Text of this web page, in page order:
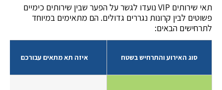
תאי שירותים VIP נועדו לגשר על הפער שבין שירותים כימיים
פשוטים לבין קרונות נגררים גדולים. הם מתאימים במיוחד
לתרחישים הבאים:
סוג האירוע והתרחיש בשטח איזה תא מתאים עבורכם